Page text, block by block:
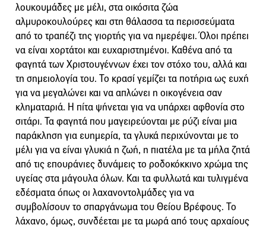
λουκουμάδες με μέλι, στα οικόσιτα ζώα
αλμυροκουλούρες και στη θάλασσα τα περισσεύματα
από το τραπέζι της γιορτής για να ημερέψει. Όλοι πρέπει
να είναι χορτάτοι και ευχαριστημένοι. Καθένα από τα
φαγητά των Χριστουγέννων έχει τον στόχο του, αλλά και
τη σημειολογία του. Το κρασί γεμίζει τα ποτήρια ως ευχή
για να μεγαλώνει και να απλώνει η οικογένεια σαν
κληματαριά. Η πίτα ψήνεται για να υπάρχει αφθονία στο
σιτάρι. Τα φαγητά που μαγειρεύονται με ρύζι είναι μια
παράκληση για ευημερία, τα γλυκά περιχύνονται με το
μέλι για να είναι γλυκιά η ζωή, η πιατέλα με τα μήλα ζητά
από τις επουράνιες δυνάμεις το ροδοκόκκινο χρώμα της
υγείας στα μάγουλα όλων. Και τα φυλλωτά και τυλιγμένα
εδέσματα όπως οι λαχανοντολμάδες για να
συμβολίσουν το σπαργάνωμα του Θείου Βρέφους. Το
λάχανο, όμως, συνδέεται με τα μωρά από τους αρχαίους